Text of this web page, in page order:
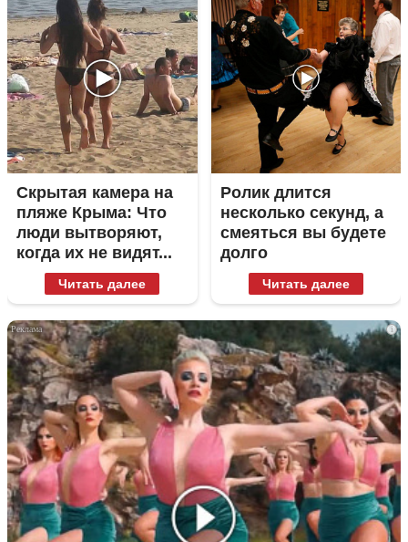
Скрытая камера на
пляже Крыма: Что
люди вытворяют,
когда их не видят...
Читать далее
Ролик длится
несколько секунд, а
смеяться вы будете
долго
Читать далее
i